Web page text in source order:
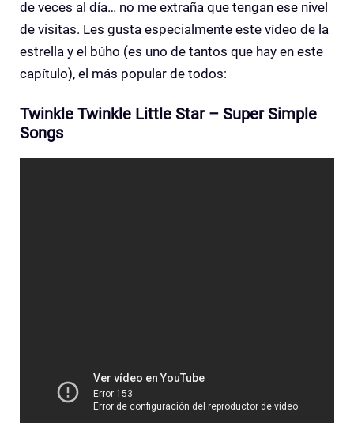
de veces al día… no me extraña que tengan ese nivel
de visitas. Les gusta especialmente este vídeo de la
estrella y el búho (es uno de tantos que hay en este
capítulo), el más popular de todos:
Twinkle Twinkle Little Star – Super Simple
Songs